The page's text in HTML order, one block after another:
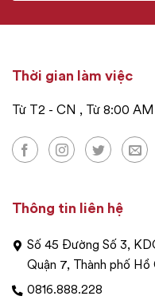
Thời gian làm việc
Từ T2 - CN , Từ 8:00
Thông tin liên hệ
Số 45 Đường Số 3,
Quận 7, Thành phố Hồ
0816.888.228